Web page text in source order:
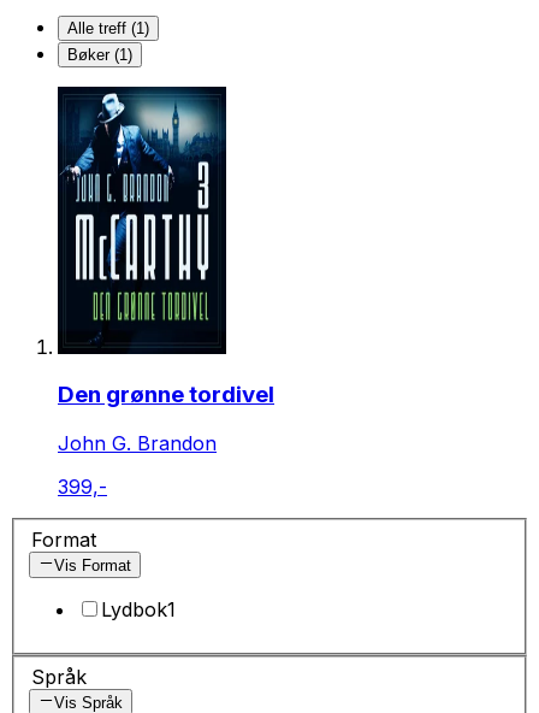
Alle treff (1)
Bøker (1)
Den grønne tordivel
John G. Brandon
399,-
Format
Vis Format
Lydbok1
Språk
Vis Språk